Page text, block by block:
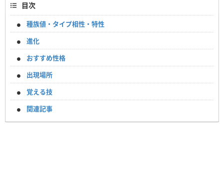
目次
種族値・タイプ相性・特性
進化
おすすめ性格
出現場所
覚える技
関連記事